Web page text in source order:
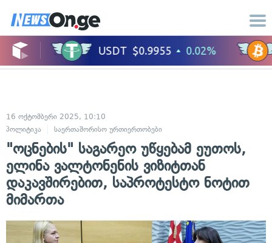
16 ოქტომბერი 2025, 10:10
პოლიტიკა
საერთაშორისო ურთიერთობები
"ოცნების" საგარეო უწყებამ ეუთოს,
ელინა ვალტონენის ვიზიტთან
დაკავშირებით, საპროტესტო ნოტით
მიმართა